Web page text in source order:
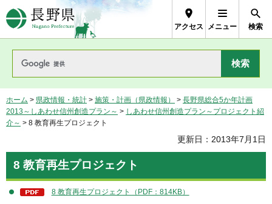
長野県Nagano Prefecture
アクセス メニュー 検索
ホーム > 県政情報・統計 > 施策・計画（県政情報） > 長野県総合5か年計画
2013～しあわせ信州創造プラン～ > しあわせ信州創造プラン～プロジェクト紹
介～ > 8 教育再生プロジェクト
更新日：2013年7月1日
8 教育再生プロジェクト
8 教育再生プロジェクト（PDF：814KB）